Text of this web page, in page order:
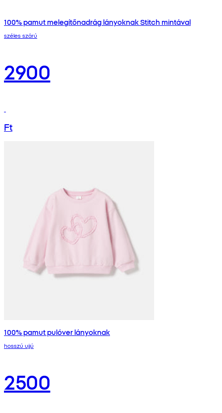
100% pamut melegítőnadrág lányoknak Stitch mintával
széles szárú
2900
Ft
100% pamut pulóver lányoknak
hosszú ujjú
2500